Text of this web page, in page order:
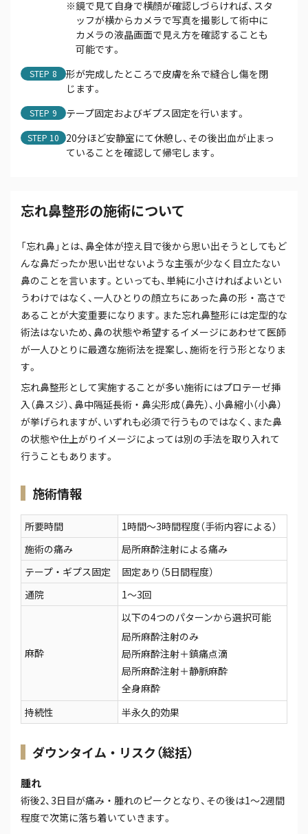
鏡で見て自身で横顔が確認しづらければ、スタ
ッフが横からカメラで写真を撮影して術中に
カメラの液晶画面で見え方を確認することも
可能です。
STEP
形が完成したところで皮膚を糸で縫合し傷を閉
じます。
STEP テープ固定およびギプス固定を行います。
STEP
20分ほど安静室にて休憩し、その後出血が止まっ
ていることを確認して帰宅します。
忘れ鼻整形の施術について
「忘れ鼻」とは、鼻全体が控え目で後から思い出そうとしてもど
んな鼻だったか思い出せないような主張が少なく目立たない
鼻のことを言います。といっても、単純に小さければよいとい
うわけではなく、一人ひとりの顔立ちにあった鼻の形・高さで
あることが大変重要になります。また忘れ鼻整形には定型的な
術法はないため、鼻の状態や希望するイメージにあわせて医師
が一人ひとりに最適な施術法を提案し、施術を行う形となりま
す。
忘れ鼻整形として実施することが多い施術にはプロテーゼ挿
入（鼻スジ）、鼻中隔延長術・鼻尖形成（鼻先）、小鼻縮小（小鼻）
が挙げられますが、いずれも必須で行うものではなく、また鼻
の状態や仕上がりイメージによっては別の手法を取り入れて
行うこともあります。
施術情報
所要時間
1時間～3時間程度（手術内容による）
施術の痛み
局所麻酔注射による痛み
テープ・ギプス固定
固定あり（5日間程度）
通院
1～3回
麻酔
以下の4つのパターンから選択可能
局所麻酔注射のみ
局所麻酔注射＋鎮痛点滴
局所麻酔注射＋静脈麻酔
全身麻酔
持続性
半永久的効果
ダウンタイム・リスク（総括）
腫れ
術後2、3日目が痛み・腫れのピークとなり、その後は1～2週間
程度で次第に落ち着いていきます。